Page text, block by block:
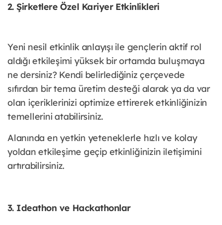
2. Şirketlere Özel Kariyer Etkinlikleri
Yeni nesil etkinlik anlayışı ile gençlerin aktif rol
aldığı etkileşimi yüksek bir ortamda buluşmaya
ne dersiniz? Kendi belirlediğiniz çerçevede
sıfırdan bir tema üretim desteği alarak ya da var
olan içeriklerinizi optimize ettirerek etkinliğinizin
temellerini atabilirsiniz.
Alanında en yetkin yeteneklerle hızlı ve kolay
yoldan etkileşime geçip etkinliğinizin iletişimini
artırabilirsiniz.
3. Ideathon ve Hackathonlar